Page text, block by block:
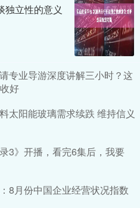
独立性的意义
专业导游深度讲解三小时？这
好
太阳能玻璃需求续跌 维持信义
3》开播，看完6集后，我要
8月份中国企业经营状况指数